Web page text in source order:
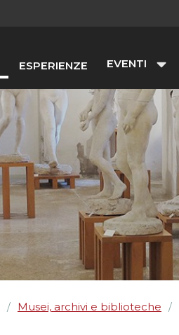
ESPERIENZE EVENTI
/ Musei, archivi e biblioteche /